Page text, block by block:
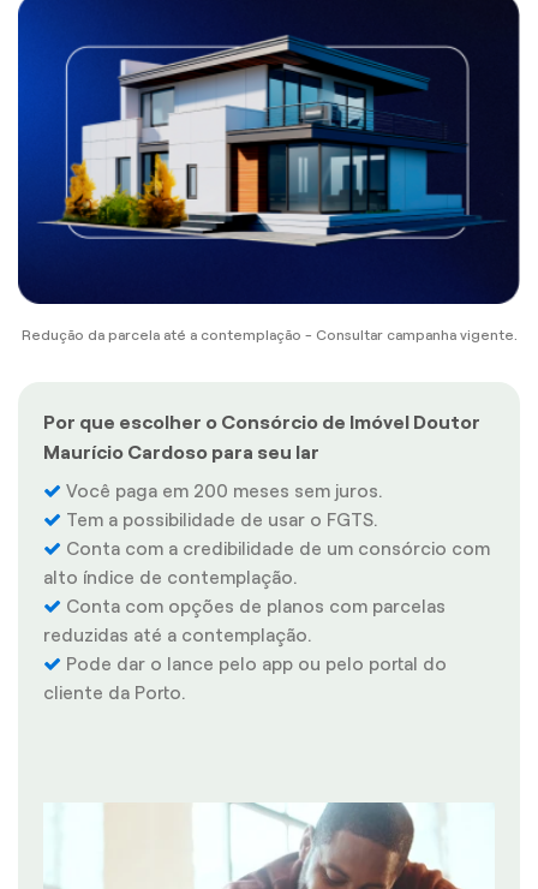
Redução da parcela até a contemplação - Consultar campanha vigente.
Por que escolher o Consórcio de Imóvel Doutor
Maurício Cardoso para seu lar
Você paga em 200 meses sem juros.
Tem a possibilidade de usar o FGTS.
Conta com a credibilidade de um consórcio com
alto índice de contemplação.
Conta com opções de planos com parcelas
reduzidas até a contemplação.
Pode dar o lance pelo app ou pelo portal do
cliente da Porto.